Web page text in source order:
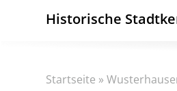
Historische
Startseite »